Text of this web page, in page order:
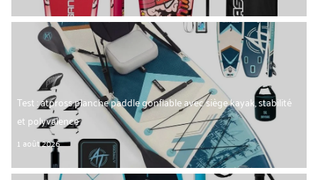
Test : atpross planche paddle gonflable avec siège kayak, stabilité
et polyvalence
1 août 2026